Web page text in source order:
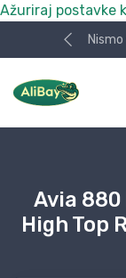
Ažuriraj postavke
Avia 880
High Top